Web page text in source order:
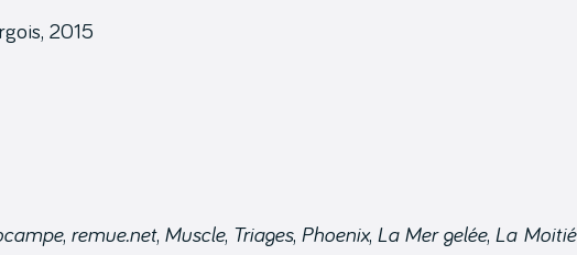
2015
, remue.net, Muscle, Triages, Phoenix, La Mer gelée, La Moitié